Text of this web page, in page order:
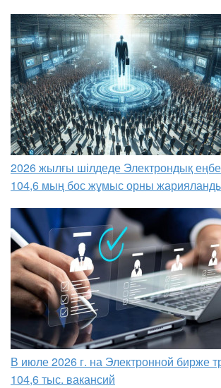
2026 жылғы шілдеде Электрондық
104,6 мың бос жұмыс орны
В июле 2026 г. на Электронной бирже
104,6 тыс. вакансий